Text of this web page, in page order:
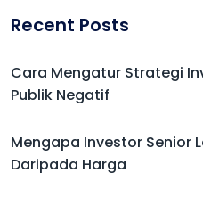
Recent Posts
Cara Mengatur Strategi
Publik Negatif
Mengapa Investor Senior
Daripada Harga